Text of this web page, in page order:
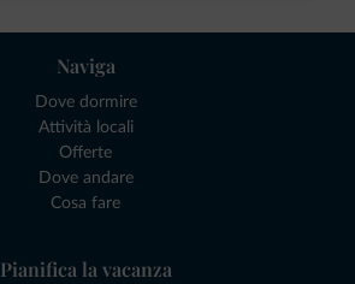
Naviga
Dove dormire
Attività locali
Offerte
Dove andare
Cosa fare
Pianifica la vacanza